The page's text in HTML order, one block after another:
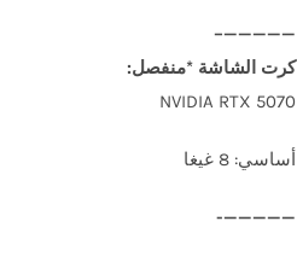
—————–
كرت الشاشة *منفصل:
NVIDIA RTX 5070
أساسي: 8 غيغا
—————-